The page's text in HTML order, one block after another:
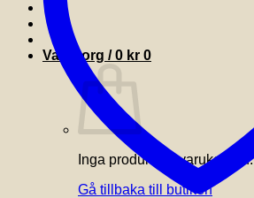
Varukorg /0 kr 0
Inga produkter i varukorgen.
Gå tillbaka till butiken